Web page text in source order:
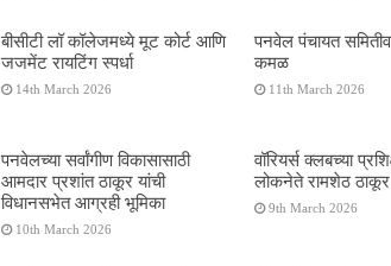
बीसीटी लॉ कॉलेजमध्ये मूट कोर्ट आणि
जजमेंट रायटिंग स्पर्धा
14th March 2026
पनवेल पंचायत
कमळ
11th March 2026
पनवेलच्या सर्वांगीण विकासासाठी
आमदार प्रशांत ठाकूर यांची
विधानसभेत आग्रही भूमिका
10th March 2026
वॉरियर्स क्लबच्या
लोकनेते रामशेठ ठाकूर
9th March 2026